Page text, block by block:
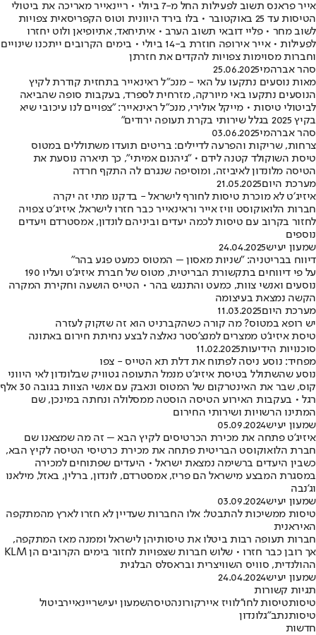
אייר פראנס תשוב לפעילות החל מ-7 ביולי • ריינאייר מאריכה את ביטולי
הטיסות עד 25 באוקטובר • בלו בירד היוונית וטוס הקפריסאית צפויות
לשוב מחר • פליי דובאי תשוב הערב • איתיחאד, אתיופיאן ולוט יחזרו
לפעילות • אייר אירופה חוזרת ב-14 ביולי • בימים הקרובים ייתכנו שינויים
וחברות מסוימות צפויות להקדים את חזרתן
סהר אברהמי25.06.2025
מאות נוסעים נתקעו על האי - מנכ"ל ראינאייר בתחזית קודרת לקיץ
הנוסעים נתקעו באי מיורקה, מזרחית לספרד, בעקבות סופה שהביאה
לביטולי טיסות • מייקל אולירי, מנכ"ל ראינאייר: "צפויים לנו עיכובי שיא
בקיץ 2025 בגלל שירותי בקרת תעופה ירודים"
סהר אברהמי03.06.2025
צרחות, שריקות והפרעה לדיילים: בריטים תועדו משתוללים במטוס
טיסת השוקולד קטנה לידם • "גיהנום אמיתי", כך תיארה נוסעת את
הטיסה מלונדון לאיביזה, ומוסיפה שנגרם לה התקף חרדה
מערכת היום21.05.2025
איזיג׳ט לא מוכרת טיסות לחורף לישראל - בדקנו מתי זה יקרה
חברות הלואוקוסט וויז אייר וראינאייר כבר חזרו לישראל, איזיג׳ט צפויה
לחזור בקרוב עם טיסות לכמה יעדים וביניהם לונדון, אמסטרדם ויעדים
נוספים
שמעון יעיש24.04.2025
דיווח בבריטניה: "שניות מאסון – המטוס כמעט פגע בהר"
על פי דיווחים בתקשורת הבריטית, מטוס של חברת איזיג'ט ועליו 190
נוסעים ואנשי צוות, כמעט והתנגש בהר • הטייס הושעה וחקירת המקרה
הקשה נמצאת בעיצומה
מערכת היום11.03.2025
יש רופא במטוס? מה קורה כשהקברניט הוא זה שזקוק לעזרה
טיסת איזיג'ט ממצרים למנצ'סטר נאלצה לבצע נחיתת חירום באתונה
סוכנויות הידיעות11.02.2025
מפחיד: נוסע ניסה לפתוח את דלת תא הטייס - צפו
נוסע שהשתולל בטיסת איזיג'ט מנמל התעופה גטוויק שבלונדון לאי היווני
קוס, שבר את האינטרקום של המטוס ונאבק עם אנשי הצוות בגובה 30 אלף
רגל • בעקבות האירוע הטיסה הוסטה ממסלולה ונחתה במינכן, שם
המתינו הרשויות ושירותי החירום
שמעון יעיש05.09.2024
איזיג'ט פתחה את מכירת הכרטיסים לקיץ הבא – זה מה שמצאנו שם
חברת הלואוקוסט הבריטית פתחה את מכירת כרטיסי הטיסה לקיץ הבא,
כשבין היעדים ברשימה נמצאת ישראל • היעדים שפתוחים למכירה
במסגרת המבצע מישראל הם פריז, אמסטרדם, לונדון, ברלין, באזל, מילאנו
וג'נבה
שמעון יעיש03.09.2024
טיסות ממשיכות להתבטל: אלו החברות שעדיין לא חזרו לארץ מהמתקפה
האיראנית
חברות תעופה רבות ביטלו את טיסותיהן לישראל וממנה מאז המתקפה,
אך רובן כבר חזרו • שלוש חברות שצפויות לחזור בימים הקרובים הן KLM
ההולנדית, סוויס השוויצרית ובראסלס הבלגית
שמעון יעיש24.04.2024
תגיות קשורות
טיסותטיסות לחו''לוויז איירקורונהטיסהשמעון יעישריינאיירביטול
טיסותנתב"גלונדון
חדשות